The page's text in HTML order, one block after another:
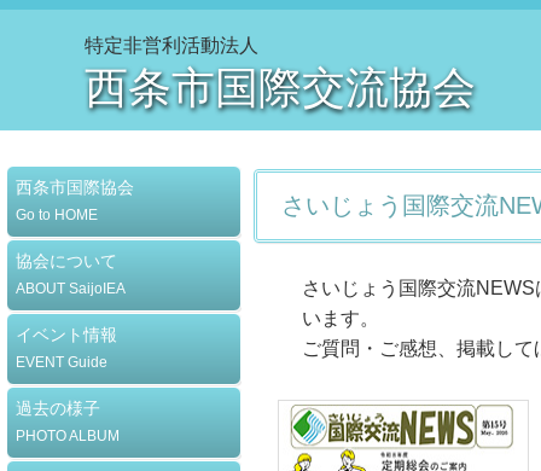
特定非営利活動法人
西条市国際交流協会
西条市国際協会
Go to HOME
協会について
ABOUT SaijoIEA
イベント情報
EVENT Guide
過去の様子
PHOTO ALBUM
さいじょう国際交流
さいじょう国際交流
います。
ご質問・ご感想、掲載し